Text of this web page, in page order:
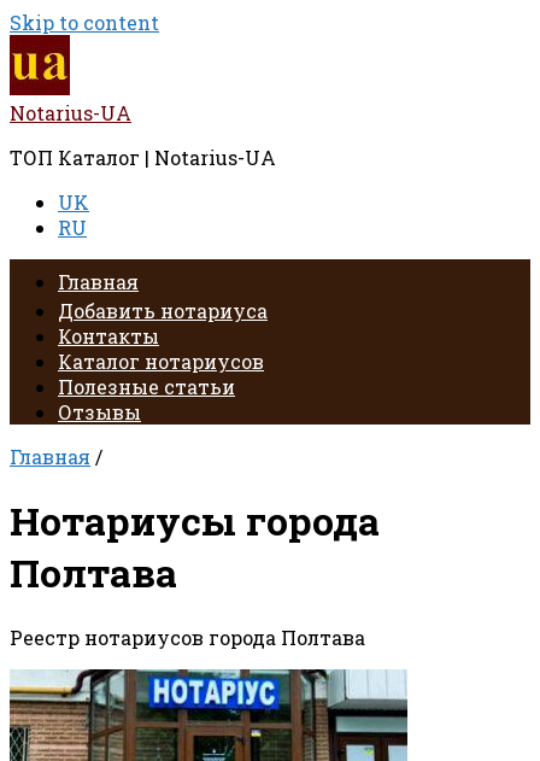
Skip to content
Notarius-UA
ТОП Каталог | Notarius-UA
UK
RU
Главная
Добавить нотариуса
Контакты
Каталог нотариусов
Полезные статьи
Отзывы
Главная /
Нотариусы города
Полтава
Реестр нотариусов города Полтава